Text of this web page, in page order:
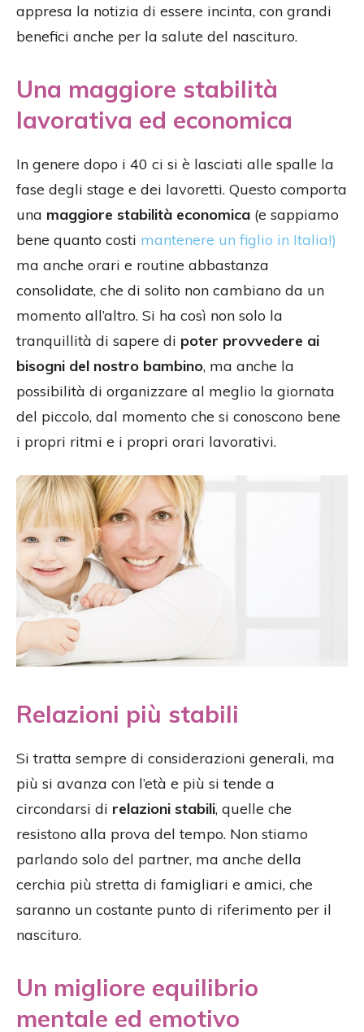
appresa la notizia di essere incinta, con grandi
benefici anche per la salute del nascituro.
Una maggiore stabilità
lavorativa ed economica
In genere dopo i 40 ci si è lasciati alle spalle la
fase degli stage e dei lavoretti. Questo comporta
una maggiore stabilità economica (e sappiamo
bene quanto costi mantenere un figlio in Italia!)
ma anche orari e routine abbastanza
consolidate, che di solito non cambiano da un
momento all’altro. Si ha così non solo la
tranquillità di sapere di poter provvedere ai
bisogni del nostro bambino, ma anche la
possibilità di organizzare al meglio la giornata
del piccolo, dal momento che si conoscono bene
i propri ritmi e i propri orari lavorativi.
Relazioni più stabili
Si tratta sempre di considerazioni generali, ma
più si avanza con l’età e più si tende a
circondarsi di relazioni stabili, quelle che
resistono alla prova del tempo. Non stiamo
parlando solo del partner, ma anche della
cerchia più stretta di famigliari e amici, che
saranno un costante punto di riferimento per il
nascituro.
Un migliore equilibrio
mentale ed emotivo